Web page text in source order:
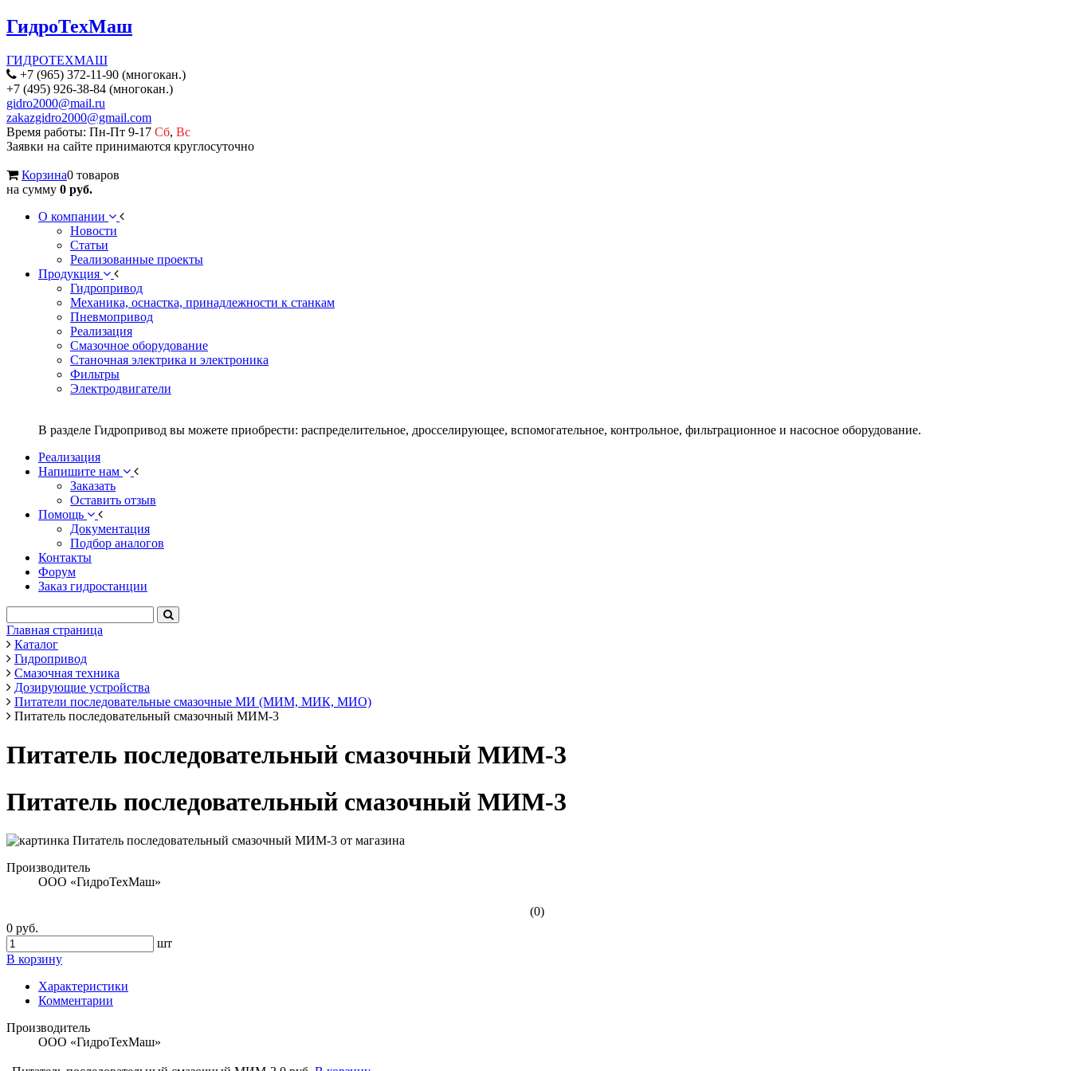
ГидроТехМаш
ГИДРОТЕХМАШ
+7 (965) 372-11-90 (многокан.)
+7 (495) 926-38-84 (многокан.)
gidro2000@mail.ru
zakazgidro2000@gmail.com
Время работы: Пн-Пт 9-17 Сб, Вс
Заявки на сайте принимаются круглосуточно
Корзина0 товаров
на сумму 0 руб.
О компании
Новости
Статьи
Реализованные проекты
Продукция
Гидропривод
Механика, оснастка, принадлежности к станкам
Пневмопривод
Реализация
Смазочное оборудование
Станочная электрика и электроника
Фильтры
Электродвигатели
В разделе Гидропривод вы можете приобрести: распределительное, дросселирующее, вспомогательное, контрольное, фильтрационное и насосное оборудование.
Реализация
Напишите нам
Заказать
Оставить отзыв
Помощь
Документация
Подбор аналогов
Контакты
Форум
Заказ гидростанции
Главная страница
Каталог
Гидропривод
Смазочная техника
Дозирующие устройства
Питатели последовательные смазочные МИ (МИМ, МИК, МИО)
Питатель последовательный смазочный МИМ-3
Питатель последовательный смазочный МИМ-3
Питатель последовательный смазочный МИМ-3
Производитель
ООО «ГидроТехМаш»
(0)
0 руб.
шт
В корзину
Характеристики
Комментарии
Производитель
ООО «ГидроТехМаш»